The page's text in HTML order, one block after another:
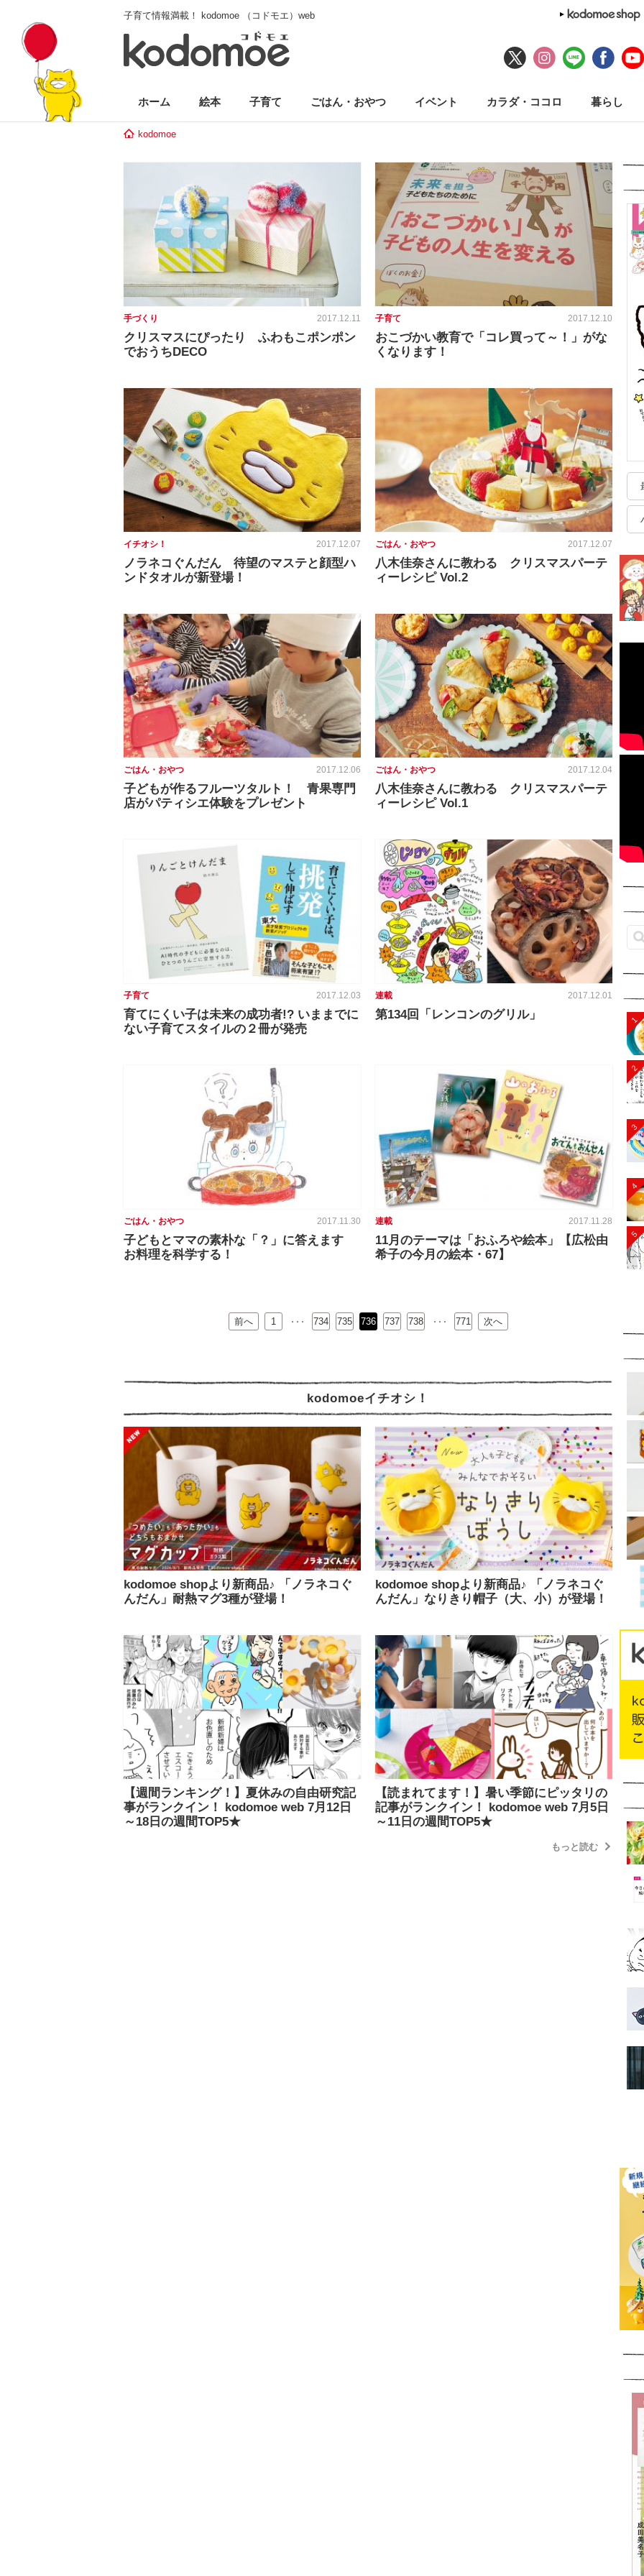
子育て情報満載！ kodomoe （コドモエ）web
ホーム 絵本 子育て ごはん・おやつ イベント カラダ・ココロ 暮らし
kodomoe
手づくり 2017.12.11
クリスマスにぴったり ふわもこポンポン
でおうちDECO
子育て 2017.12.10
おこづかい教育で「コレ買って～！」がな
くなります！
イチオシ！ 2017.12.07
ノラネコぐんだん 待望のマステと顔型ハ
ンドタオルが新登場！
ごはん・おやつ 2017.12.07
八木佳奈さんに教わる クリスマスパーテ
ィーレシピ Vol.2
ごはん・おやつ 2017.12.06
子どもが作るフルーツタルト！ 青果専門
店がパティシエ体験をプレゼント
ごはん・おやつ 2017.12.04
八木佳奈さんに教わる クリスマスパーテ
ィーレシピ Vol.1
子育て 2017.12.03
育てにくい子は未来の成功者!? いままでに
ない子育てスタイルの２冊が発売
連載 2017.12.01
第134回「レンコンのグリル」
ごはん・おやつ 2017.11.30
子どもとママの素朴な「？」に答えます
お料理を科学する！
連載 2017.11.28
11月のテーマは「おふろや絵本」【広松由
希子の今月の絵本・67】
前へ 1 734 735 736 737 738
… 771 次へ
kodomoeイチオシ！
kodomoe shopより新商品♪ 「ノラネコぐ
んだん」耐熱マグ3種が登場！
kodomoe shopより新商品♪ 「ノラネコぐ
んだん」なりきり帽子（大、小）が登場！
【週間ランキング！】夏休みの自由研究記
事がランクイン！ kodomoe web 7月12日
～18日の週間TOP5★
【読まれてます！】暑い季節にピッタリの
記事がランクイン！ kodomoe web 7月5日
～11日の週間TOP5★
もっと読む
1
2
3
4
5